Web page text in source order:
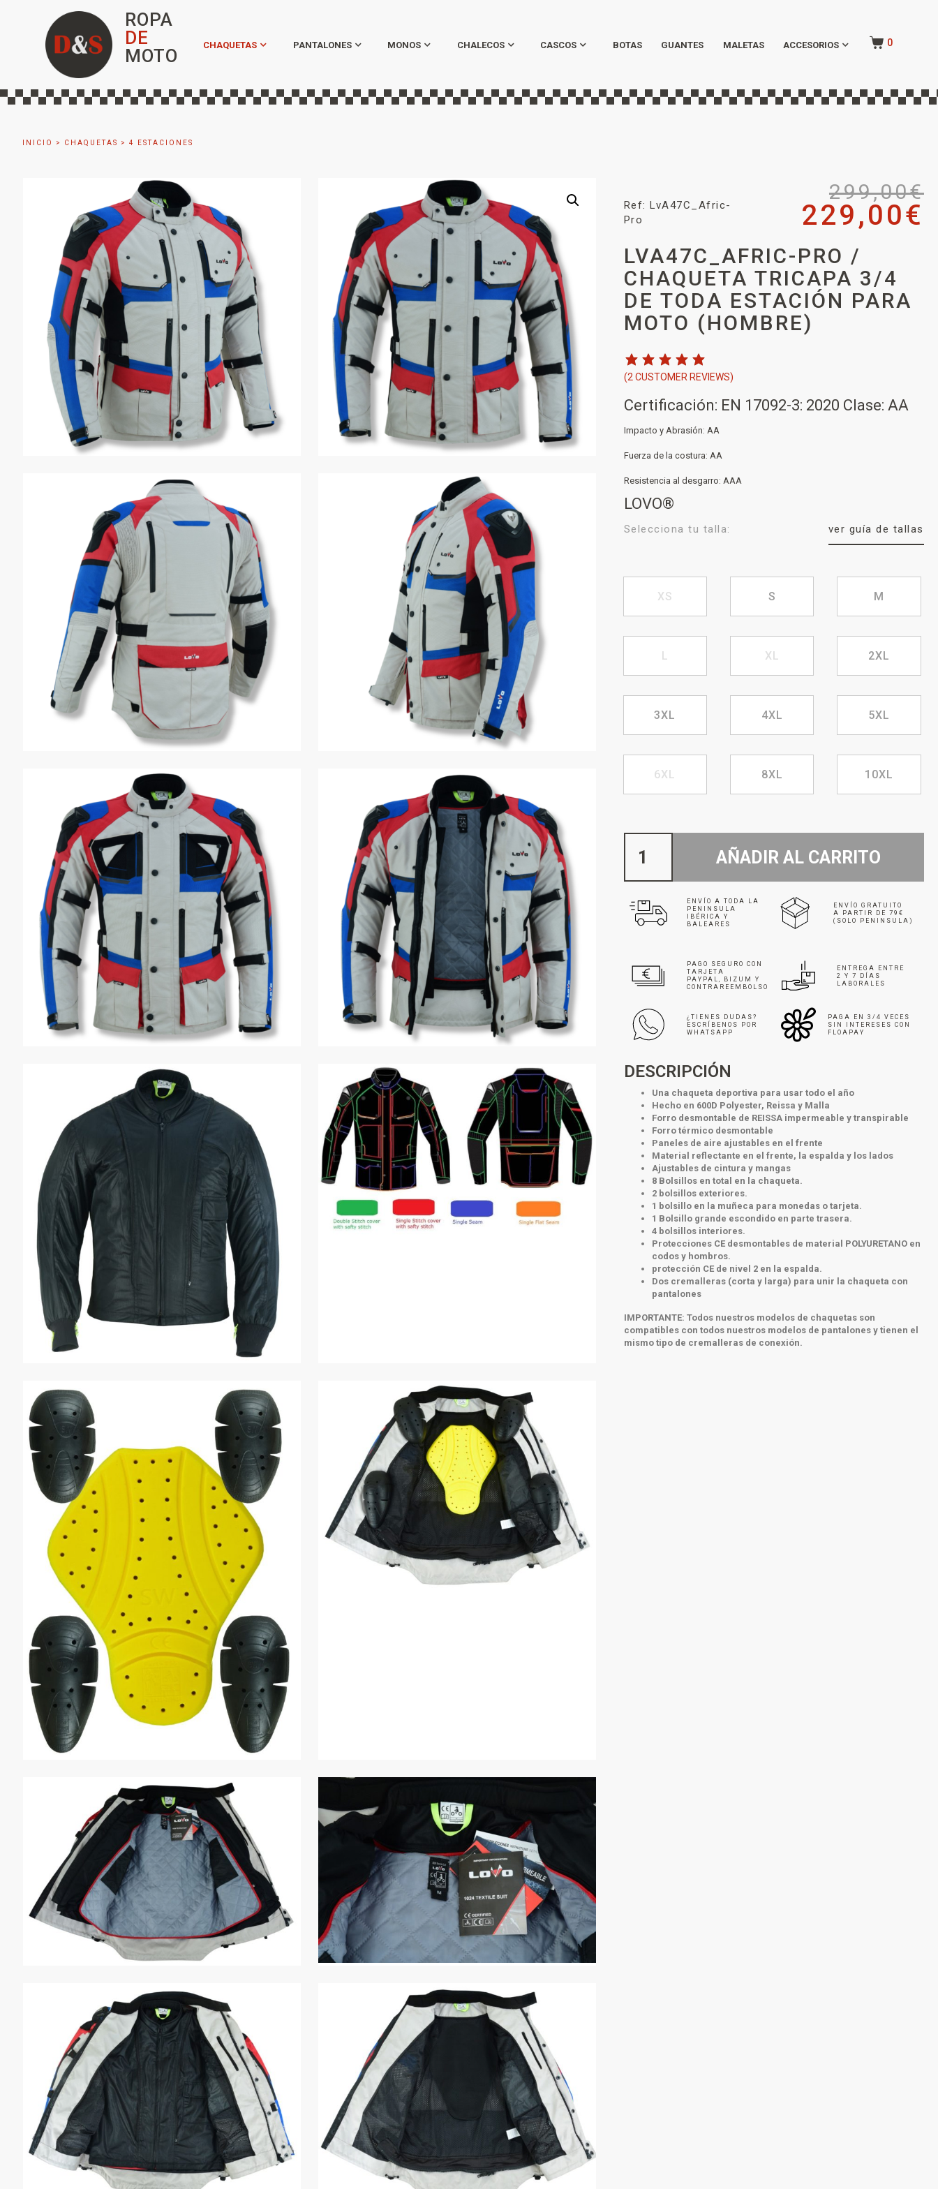
ROPA
DE
MOTO
CHAQUETAS PANTALONES MONOS CHALECOS CASCOS BOTAS GUANTES MALETAS ACCESORIOS 0
INICIO > CHAQUETAS > 4 ESTACIONES
Ref: LvA47C_Afric-
Pro
299,00€
229,00€
LVA47C_AFRIC-PRO /
CHAQUETA TRICAPA 3/4
DE TODA ESTACIÓN PARA
MOTO (HOMBRE)
(2 CUSTOMER REVIEWS)
Certificación: EN 17092-3: 2020 Clase: AA
Impacto y Abrasión: AA
Fuerza de la costura: AA
Resistencia al desgarro: AAA
LOVO®
Selecciona tu talla: ver guía de tallas
XS S M
L XL 2XL
3XL 4XL 5XL
6XL 8XL 10XL
AÑADIR AL CARRITO
ENVÍO A TODA LA
PENINSULA
IBÉRICA Y
BALEARES
ENVÍO GRATUITO
A PARTIR DE 79€
(SOLO PENINSULA)
PAGO SEGURO CON
TARJETA
PAYPAL, BIZUM Y
CONTRAREEMBOLSO
ENTREGA ENTRE
2 Y 7 DÍAS
LABORALES
¿TIENES DUDAS?
ESCRÍBENOS POR
WHATSAPP
PAGA EN 3/4 VECES
SIN INTERESES CON
FLOAPAY
DESCRIPCIÓN
Una chaqueta deportiva para usar todo el año
Hecho en 600D Polyester, Reissa y Malla
Forro desmontable de REISSA impermeable y transpirable
Forro térmico desmontable
Paneles de aire ajustables en el frente
Material reflectante en el frente, la espalda y los lados
Ajustables de cintura y mangas
8 Bolsillos en total en la chaqueta.
2 bolsillos exteriores.
1 bolsillo en la muñeca para monedas o tarjeta.
1 Bolsillo grande escondido en parte trasera.
4 bolsillos interiores.
Protecciones CE desmontables de material POLYURETANO en
codos y hombros.
protección CE de nivel 2 en la espalda.
Dos cremalleras (corta y larga) para unir la chaqueta con
pantalones
IMPORTANTE: Todos nuestros modelos de chaquetas son
compatibles con todos nuestros modelos de pantalones y tienen el
mismo tipo de cremalleras de conexión.